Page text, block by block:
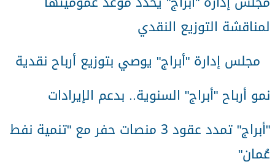
لمناقشة التوزيع النقدي
مجلس إدارة "أبراج" يوصي بتوزيع أرباح نقدية
نمو أرباح "أبراج" السنوية.. بدعم الإيرادات
"
أبراج" تمدد عقود 3 منصات حفر مع "تنمية نفط
عُمان"